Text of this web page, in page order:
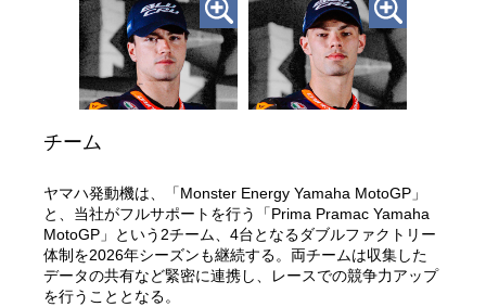
チーム
ヤマハ発動機は、「Monster Energy Yamaha MotoGP」
と、当社がフルサポートを行う「Prima Pramac Yamaha
MotoGP」という2チーム、4台となるダブルファクトリー
体制を2026年シーズンも継続する。両チームは収集した
データの共有など緊密に連携し、レースでの競争力アップ
を行うこととなる。